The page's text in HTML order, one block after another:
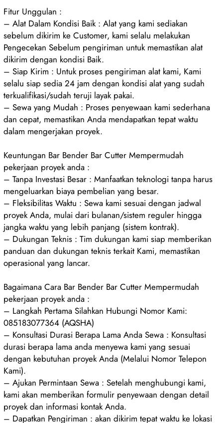
Fitur Unggulan :
– Alat Dalam Kondisi Baik : Alat yang kami sediakan
sebelum dikirim ke Customer, kami selalu melakukan
Pengecekan Sebelum pengiriman untuk memastikan alat
dikirim dengan kondisi Baik.
– Siap Kirim : Untuk proses pengiriman alat kami, Kami
selalu siap sedia 24 jam dengan kondisi alat yang sudah
terkualifikasi/sudah teruji layak pakai.
– Sewa yang Mudah : Proses penyewaan kami sederhana
dan cepat, memastikan Anda mendapatkan tepat waktu
dalam mengerjakan proyek.
Keuntungan Bar Bender Bar Cutter Mempermudah
pekerjaan proyek anda :
– Tanpa Investasi Besar : Manfaatkan teknologi tanpa harus
mengeluarkan biaya pembelian yang besar.
– Fleksibilitas Waktu : Sewa kami sesuai dengan jadwal
proyek Anda, mulai dari bulanan/sistem reguler hingga
jangka waktu yang lebih panjang (sistem kontrak).
– Dukungan Teknis : Tim dukungan kami siap memberikan
panduan dan dukungan teknis terkait Kami, memastikan
operasional yang lancar.
Bagaimana Cara Bar Bender Bar Cutter Mempermudah
pekerjaan proyek anda :
– Langkah Pertama Silahkan Hubungi Nomor Kami:
085183077364 (AQSHA)
– Konsultasi Durasi Berapa Lama Anda Sewa : Konsultasi
durasi berapa lama anda menyewa kami yang sesuai
dengan kebutuhan proyek Anda (Melalui Nomor Telepon
Kami).
– Ajukan Permintaan Sewa : Setelah menghubungi kami,
kami akan memberikan formulir penyewaan dengan detail
proyek dan informasi kontak Anda.
– Dapatkan Pengiriman : akan dikirim tepat waktu ke lokasi